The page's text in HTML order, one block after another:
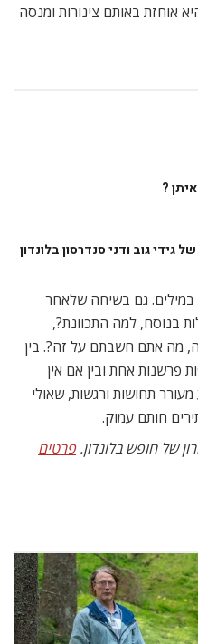
אוחזת באותם צינורות ומנסה
?
גוב ודני סנדרסון בלונדון
גם בשיחה שלאחר
בנוסח, למה התכוונת?,
מה אתם חשבתם על זה?. בין
פרשנות אחת ובין אם אין
תחושות ורגשות, שאולי
חותם עמוק.
פרטים